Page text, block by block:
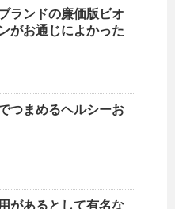
ランドの廉価版ビオ
がお通じによかった
つまめるヘルシーお
があるとして有名な